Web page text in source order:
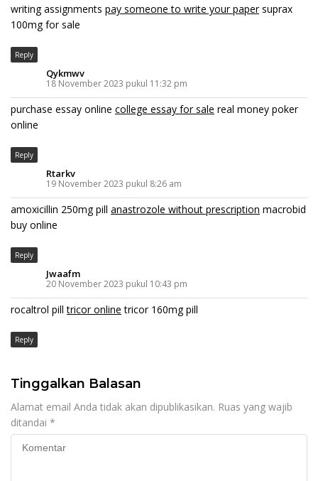
writing assignments pay someone to write your papersuprax
100mg for sale
Reply
Qykmwv
18 November 2023 pukul 11:32 pm
purchase essay online college essay for sale real money poker
online
Reply
Rtarkv
19 November 2023 pukul 8:26 am
amoxicillin 250mg pill anastrozole without prescription macrobid
buy online
Reply
Jwaafm
20 November 2023 pukul 10:43 pm
rocaltrol pilltricor online tricor 160mg pill
Reply
Tinggalkan Balasan
Alamat email Anda tidak akan dipublikasikan. Ruas yang wajib
ditandai *